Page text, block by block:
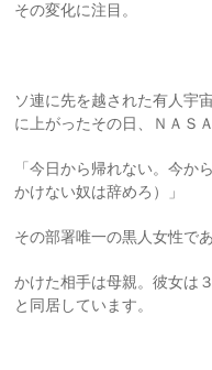
その変化に注目。
ソ連に先を越された有人宇
に上がったその日、ＮＡＳ
「今日から帰れない。今か
かけない奴は辞めろ）」
その部署唯一の黒人女性で
かけた相手は母親。彼女は
と同居しています。